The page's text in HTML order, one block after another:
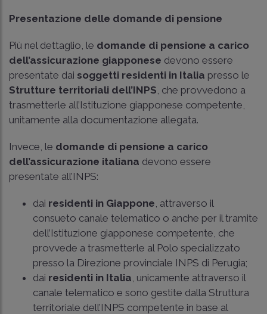
Presentazione delle domande di pensione
Più nel dettaglio, le domande di pensione a carico
dell’assicurazione giapponese devono essere
presentate dai soggetti residenti in Italia presso le
Strutture territoriali dell’INPS , che provvedono a
trasmetterle all’Istituzione giapponese competente,
unitamente alla documentazione allegata.
Invece, le domande di pensione a carico
dell’assicurazione italiana devono essere
presentate all’INPS:
dai residenti in Giappone , attraverso il
consueto canale telematico o anche per il tramite
dell’Istituzione giapponese competente, che
provvede a trasmetterle al Polo specializzato
presso la Direzione provinciale INPS di Perugia;
dai residenti in Italia , unicamente attraverso il
canale telematico e sono gestite dalla Struttura
territoriale dell’INPS competente in base al